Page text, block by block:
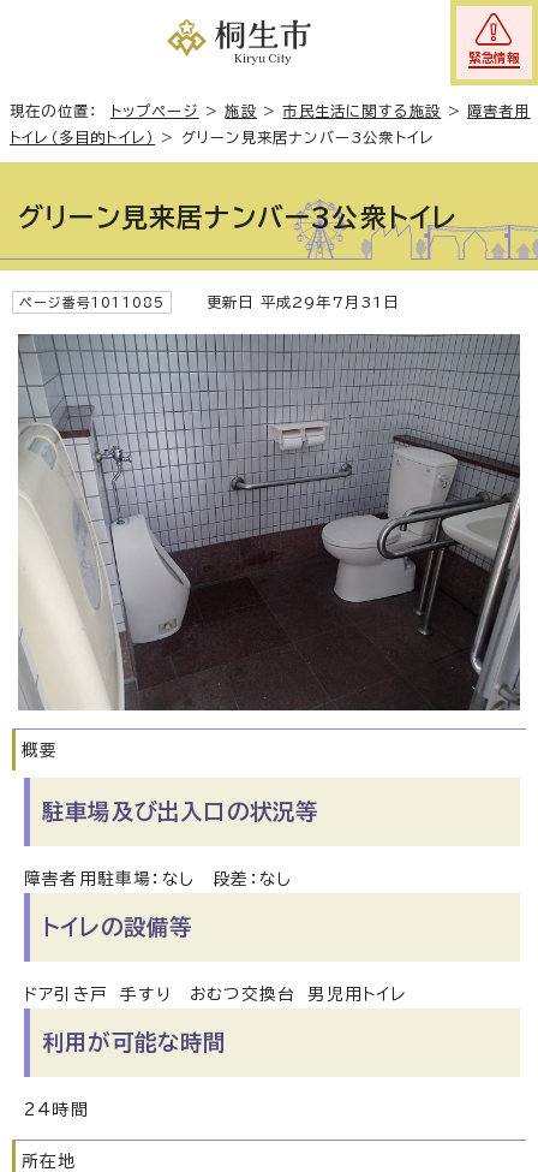
緊急情報
現在の位置： トップページ >施設 >市民生活に関する施設 >
障害者用
トイレ（多目的トイレ）
> グリーン見来居ナンバー3公衆トイレ
グリーン見来居ナンバー3公衆トイレ
ページ番号1011085 更新日 平成29年7月31日
概要
駐車場及び出入口の状況等
障害者用駐車場：なし 段差：なし
トイレの設備等
ドア引き戸 手すり おむつ交換台 男児用トイレ
利用が可能な時間
24時間
所在地